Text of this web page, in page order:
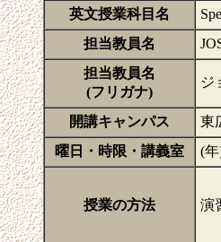
英文授業科目名
担当教員名
担当教員名
(フリガナ)
ジ
開講キャンパス 東
曜日・時限・講義室
(
授業の方法 演